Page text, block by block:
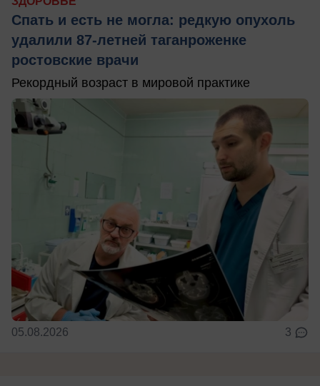
Спать и есть не могла: редкую опухоль
удалили 87-летней таганроженке
ростовские врачи
Рекордный возраст в мировой практике
05.08.2026 3